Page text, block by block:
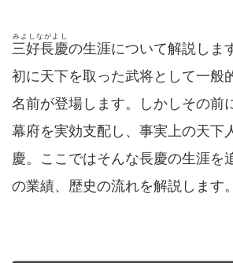
三好長慶
みよしながよし
の生涯について解説しま
初に天下を取った武将として一般
名前が登場します。しかしその前
幕府を実効支配し、事実上の天下
慶。ここではそんな長慶の生涯を
の業績、歴史の流れを解説します。